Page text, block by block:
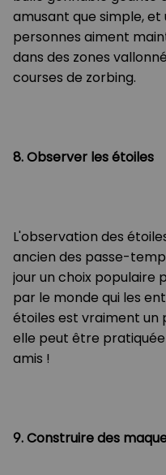
amusant que simple,
personnes aiment
dans des zones
courses de zorbing.
8. Observer les étoiles
L'observation des
ancien des passe-
jour un choix populaire
par le monde qui les
étoiles est vraiment un
elle peut être
amis !
9. Construire des